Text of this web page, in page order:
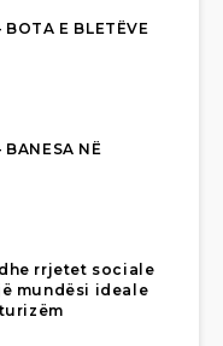
BOTA E BLETËVE
BANESA NË
rrjetet sociale
mundësi ideale